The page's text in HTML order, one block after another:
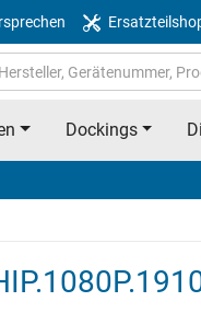
Dockings